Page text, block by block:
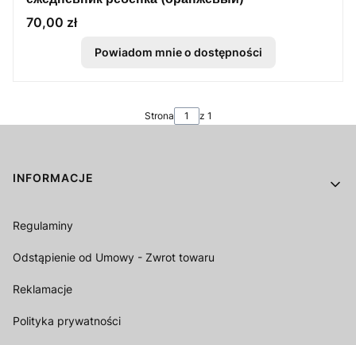
Cena
70,00 zł
Powiadom mnie o dostępności
Strona z 1
Linki w stopce
INFORMACJE
Regulaminy
Odstąpienie od Umowy - Zwrot towaru
Reklamacje
Polityka prywatności